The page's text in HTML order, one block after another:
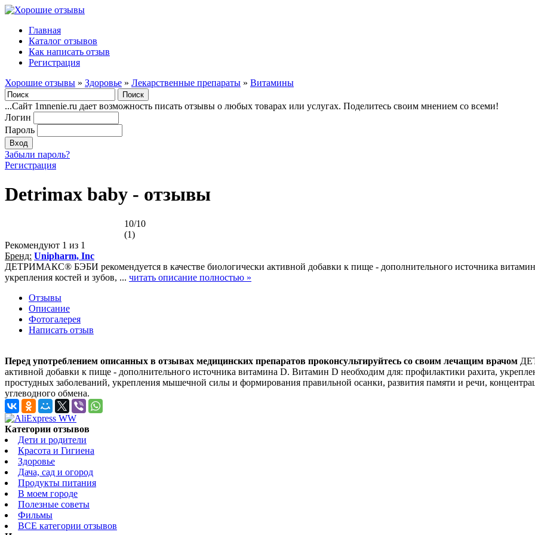
Главная
Каталог отзывов
Как написать отзыв
Регистрация
Хорошие отзывы » Здоровье » Лекарственные препараты » Витамины
...Сайт 1mnenie.ru дает возможность писать отзывы о любых товарах или услугах. Поделитесь своим мнением со всеми!
Логин
Пароль
Забыли пароль?
Регистрация
Detrimax baby - отзывы
10/10
(1)
Рекомендуют 1 из 1
Бренд: Unipharm, Inc
ДЕТРИМАКС® БЭБИ рекомендуется в качестве биологически активной добавки к пище - дополнительного источника
укрепления костей и зубов, ... читать описание полностью »
Отзывы
Описание
Фотогалерея
Написать отзыв
Перед употреблением описанных в отзывах медицинских препаратов проконсультируйтесь со своим лечащим врачом
активной добавки к пище - дополнительного источника витамина D. Витамин D необходим для: профилактики рахита,
простудных заболеваний, укрепления мышечной силы и формирования правильной осанки, развития памяти и речи,
углеводного обмена.
Категории отзывов
Дети и родители
Красота и Гигиена
Здоровье
Дача, сад и огород
Продукты питания
В моем городе
Полезные советы
Фильмы
ВСЕ категории отзывов